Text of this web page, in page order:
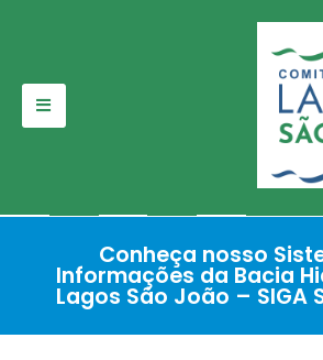
para
Conheça nosso
Informações da Bacia
Lagos São João – SIGA